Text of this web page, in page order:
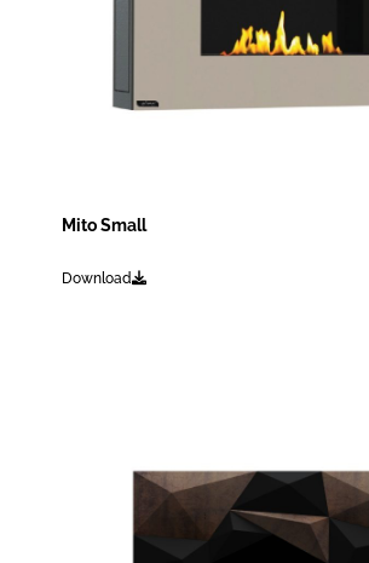
Mito Small
Download